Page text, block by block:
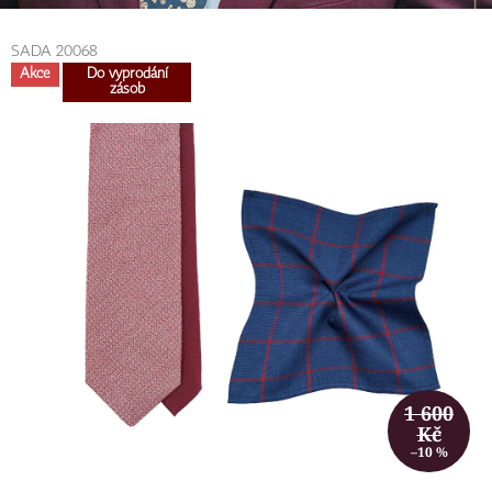
SADA 20068
Akce
Do vyprodání
zásob
1 600
Kč
–10 %